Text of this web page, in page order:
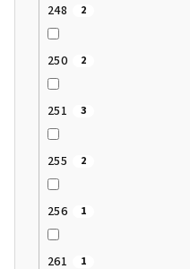
248 2
250 2
251 3
255 2
256 1
261 1